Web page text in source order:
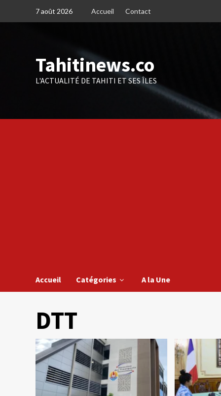
7 août 2026 Accueil Contact
Tahitinews.co
L'ACTUALITÉ DE TAHITI ET SES ÎLES
Accueil Catégories A la Une
DTT